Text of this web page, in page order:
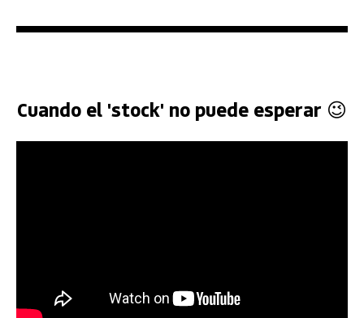
Cuando el 'stock' no puede esperar 😉